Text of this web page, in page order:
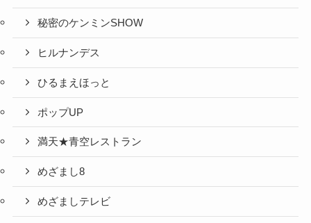
秘密のケンミンSHOW
ヒルナンデス
ひるまえほっと
ポップUP
満天★青空レストラン
めざまし8
めざましテレビ